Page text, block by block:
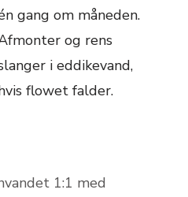
gang om måneden.
og rens
i eddikevand,
flowet falder.
1:1 med